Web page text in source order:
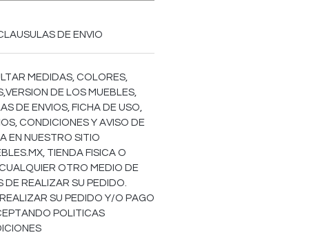
DE ENVIO
MEDIDAS, COLORES,
DE LOS MUEBLES,
DE ENVIOS, FICHA DE USO,
CONDICIONES Y AVISO DE
EN NUESTRO SITIO
TIENDA FISICA O
OTRO MEDIO DE
REALIZAR SU PEDIDO.
SU PEDIDO Y/O PAGO
POLITICAS